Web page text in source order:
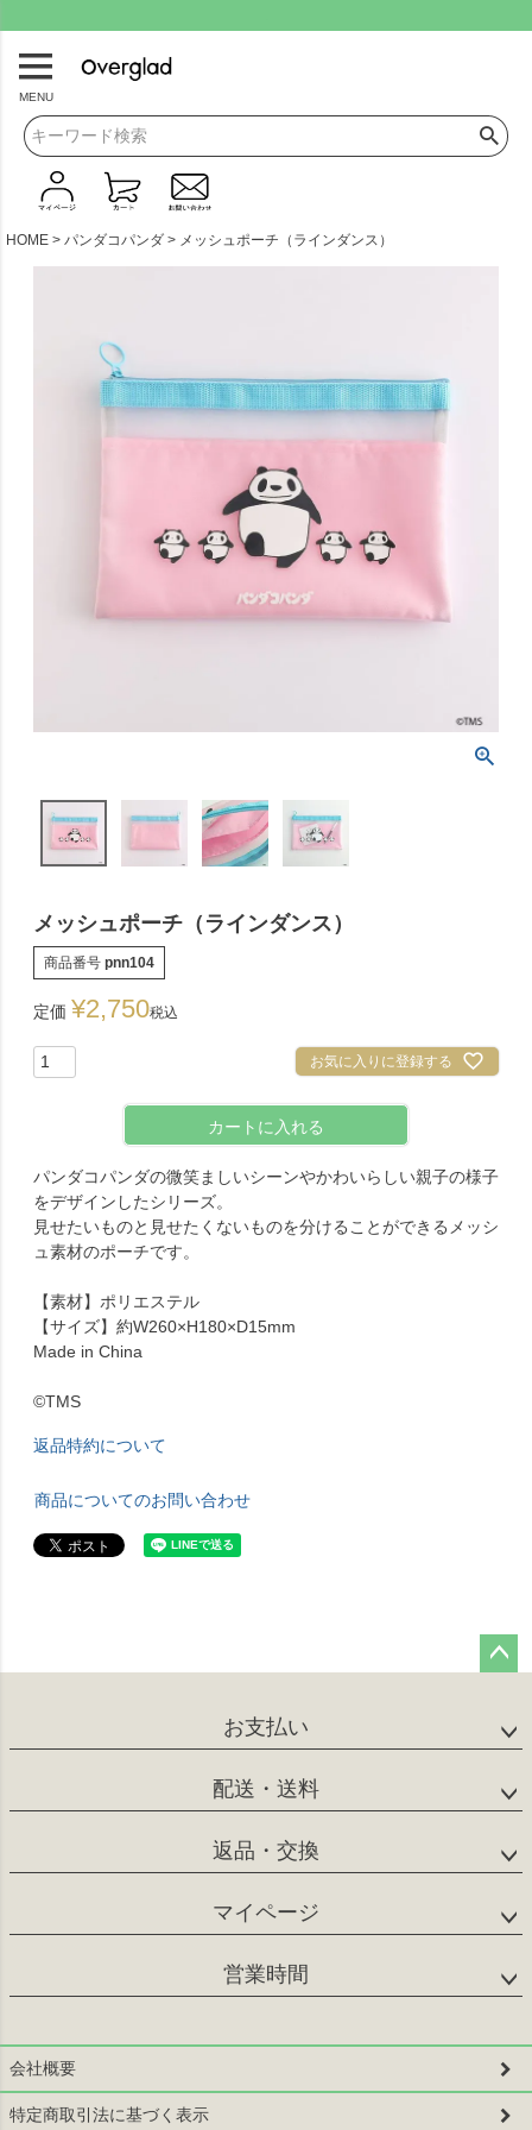
MENU
HOME パンダコパンダ メッシュポーチ（ラインダンス）
メッシュポーチ（ラインダンス）
商品番号 pnn104
定価 ¥2,750税込
お気に入りに登録する
カートに入れる
パンダコパンダの微笑ましいシーンやかわいらしい親子の様子
をデザインしたシリーズ。
見せたいものと見せたくないものを分けることができるメッシ
ュ素材のポーチです。
【素材】ポリエステル
【サイズ】約W260×H180×D15mm
Made in China
©TMS
返品特約について
商品についてのお問い合わせ
ップ
お支払い
配送・送料
返品・交換
マイページ
営業時間
会社概要
特定商取引法に基づく表示